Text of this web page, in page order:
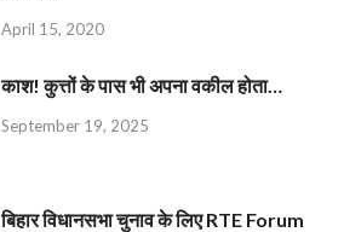
April 15, 2020
काश! कुत्तों के पास भी अपना वकील होता…
September 19, 2025
बिहार विधानसभा चुनाव के लिए RTE Forum